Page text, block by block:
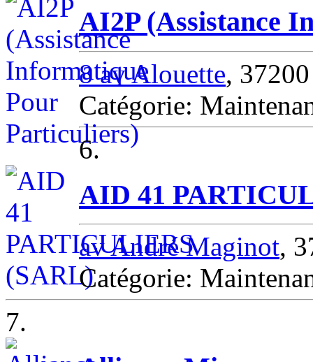
AI2P (Assistance
8 av Alouette,
Catégorie:
6.
AID 41
av André Maginot,
Catégorie:
7.